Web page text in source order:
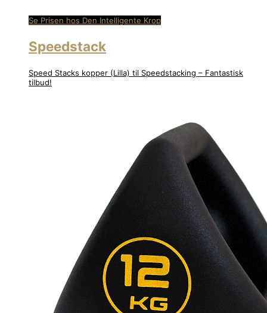
Se Prisen hos Den Intelligente Krop
Speedstack
Speed Stacks kopper (Lilla) til Speedstacking – Fantastisk
tilbud!